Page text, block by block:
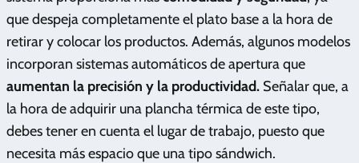
que despeja completamente el plato base a la hora de
retirar y colocar los productos. Además, algunos modelos
incorporan sistemas automáticos de apertura que
aumentan la precisión y la productividad. Señalar que, a
la hora de adquirir una plancha térmica de este tipo,
debes tener en cuenta el lugar de trabajo, puesto que
necesita más espacio que una tipo sándwich.